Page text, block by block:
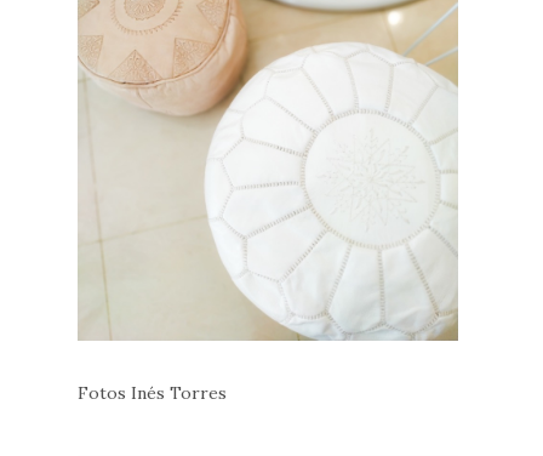
Fotos Inés Torres